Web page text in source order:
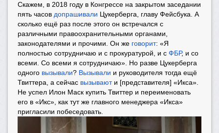
Скажем, в 2018 году в Конгрессе на закрытом заседании
пять часов допрашивали Цукерберга, главу Фейсбука. А
сколько ещё раз после этого он встречался с
различными правоохранительными органами,
законодателями и прочими. Он же говорит: «Я
полностью сотрудничаю и с прокуратурой, и с ФБР, и со
всеми. Со всеми я сотрудничаю». Но разве Цукерберга
одного вызывали? Вызывали и руководителя тогда ещё
Твиттера, а сейчас вызываюти [представителя] «Икса».
Не успел Илон Маск купить Твиттер и переименовать
его в «Икс», как тут же главного менеджера «Икса»
пригласили побеседовать.